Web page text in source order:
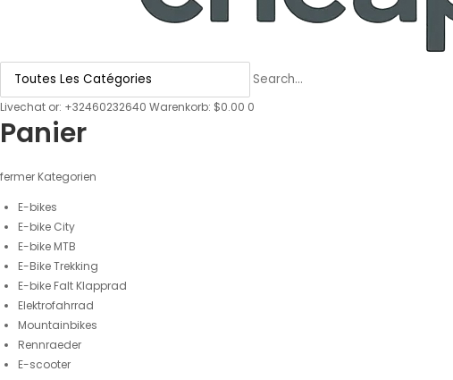
Livechat or: +32460232640 Warenkorb: $0.00 0
Panier
fermer Kategorien
E-bikes
E-bike City
E-bike MTB
E-Bike Trekking
E-bike Falt Klapprad
Elektrofahrrad
Mountainbikes
Rennraeder
E-scooter